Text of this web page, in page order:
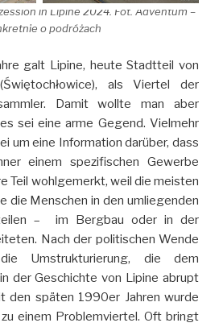
in Lipine 2024. Fot. Adventum –
o podróżach
galt Lipine, heute Stadtteil von
als Viertel der
Damit wollte man aber
sei eine arme Gegend. Vielmehr
um eine Information darüber, dass
einem spezifischen Gewerbe
Teil wohlgemerkt, weil die meisten
die Menschen in den umliegenden
– im Bergbau oder in der
Nach der politischen Wende
Umstrukturierung, die dem
der Geschichte von Lipine abrupt
den späten 1990er Jahren wurde
einem Problemviertel. Oft bringt